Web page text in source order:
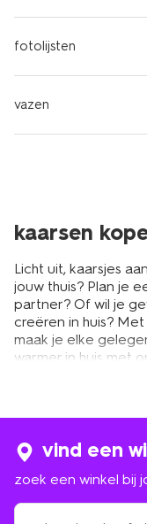
fotolijsten
vazen
kaarsen
Licht uit, kaarsjes
jouw thuis? Plan je
partner? Of wil je
creëren in huis?
maak je elke
warmer in huis met
Hiermee creëer je
interieur passende,
dinerkaarsen tot
met een lekker
ze in verschillende
kleuren. Voor welke
vind een
zoek een winkel bij
zoek